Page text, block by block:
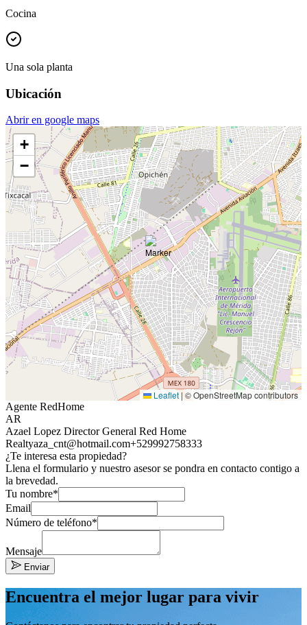
Cocina
Una sola planta
Ubicación
Abrir en google maps
+
−
Leaflet| © OpenStreetMap contributors
Agente RedHome
AR
Azael Lopez Director General Red Home
Realtyaza_cnt@hotmail.com+529992758333
¿Te interesa esta propiedad?
Llena el formulario y nuestro asesor se pondra en contacto contigo a
la brevedad.
Tu nombre*
Email
Número de teléfono*
Mensaje
Enviar
Encuentra el mejor lugar para vivir